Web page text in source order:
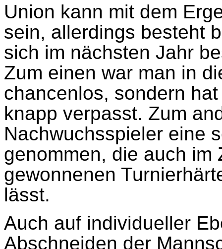
Union kann mit dem
sein, allerdings besteht
sich im nächsten Jahr
Zum einen war man in
chancenlos, sondern
knapp verpasst. Zum
Nachwuchsspieler eine
genommen, die auch im
gewonnenen
lässt.
Auch auf individueller
Abschneiden der